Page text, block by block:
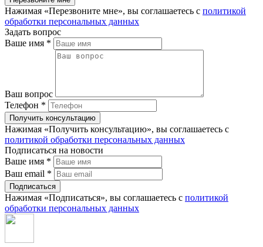
Нажимая «Перезвоните мне», вы соглашаетесь с политикой
обработки персональных данных
Задать вопрос
Ваше имя *
Ваш вопрос
Телефон *
Нажимая «Получить консультацию», вы соглашаетесь с
политикой обработки персональных данных
Подписаться на новости
Ваше имя *
Ваш email *
Нажимая «Подписаться», вы соглашаетесь с политикой
обработки персональных данных